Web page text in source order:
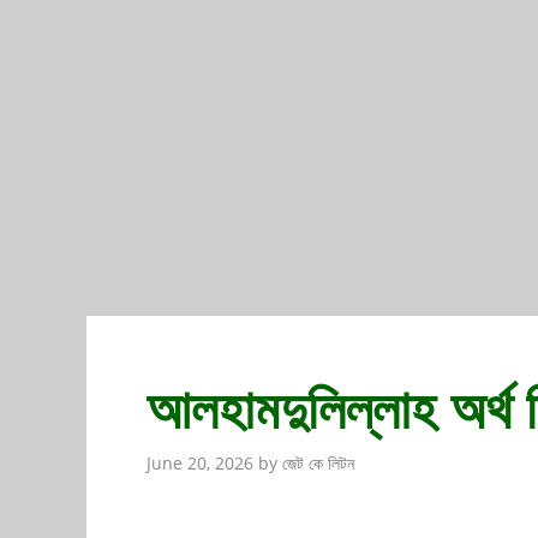
আলহামদুলিল্লাহ অর্থ
June 20, 2026 by জেট কে লিটন